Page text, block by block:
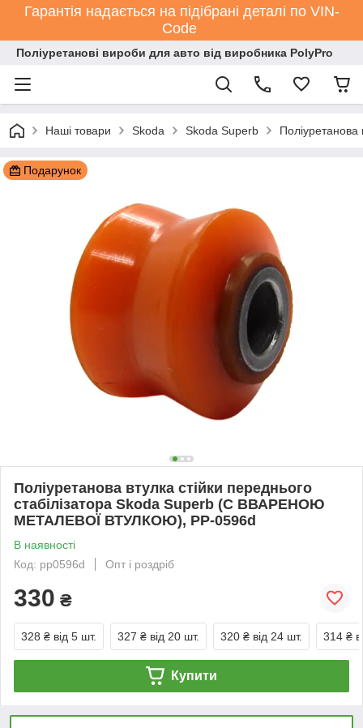
Гарантія надається на підібрані деталі по VIN-
Code
Поліуретанові вироби для авто від виробника PolyPro
Наші товари Skoda Skoda Superb
Подарунок
Поліуретанова втулка стійки переднього
стабілізатора Skoda Superb (С ВВАРЕНОЮ
МЕТАЛЕВОЇ ВТУЛКОЮ), PP-0596d
В наявності
Код: pp0596d
Опт і роздріб
330 ₴
328 ₴ від 5 шт. 327 ₴ від 20 шт. 320 ₴ від 24 шт. 314 ₴
Купити